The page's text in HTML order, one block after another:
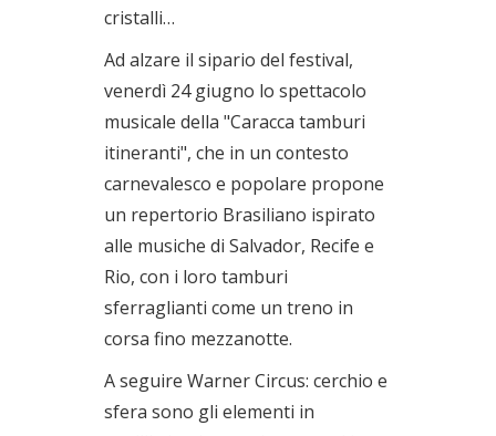
cristalli…
Ad alzare il sipario del festival,
venerdì 24 giugno lo spettacolo
musicale della "Caracca tamburi
itineranti", che in un contesto
carnevalesco e popolare propone
un repertorio Brasiliano ispirato
alle musiche di Salvador, Recife e
Rio, con i loro tamburi
sferraglianti come un treno in
corsa fino mezzanotte.
A seguire Warner Circus: cerchio e
sfera sono gli elementi in